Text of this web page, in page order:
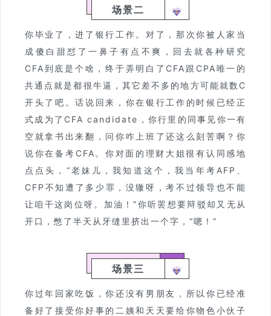
场景二
你毕业了，进了银行工作。对了，那次你被人家当
成傻白甜怼了一鼻子有点不爽，回去就各种研究
CFA到底是个啥，终于弄明白了CFA跟CPA唯一的
共通点就是都很牛逼，其它差不多的地方可能就数C
开头了吧。话说回来，你在银行工作的时候已经正
式成为了CFA candidate，你行里的同事见你一有
空就拿书出来翻，问你咋上班了还这么刻苦啊？你
说你在备考CFA。你对面的理财大姐很有认同感地
点点头，“老妹儿，我知道这个，我当年考AFP、
CFP不知遭了多少罪，没辙呀，考不过领导也不能
让咱干这岗位呀。加油！”你听罢想要辩驳却又无从
开口，憋了半天从牙缝里挤出一个字，“嗯！”
场景三
你过年回家吃饭，你还没有男朋友，所以你已经准
备好了接受你好事的二姨和天天要给你物色小伙子